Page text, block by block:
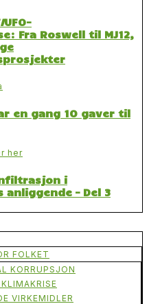
Fra Roswell til MJ12,
en gang 10 gaver til
i
– Del 3
FOLKET
KORRUPSJON
VIRKEMIDLER